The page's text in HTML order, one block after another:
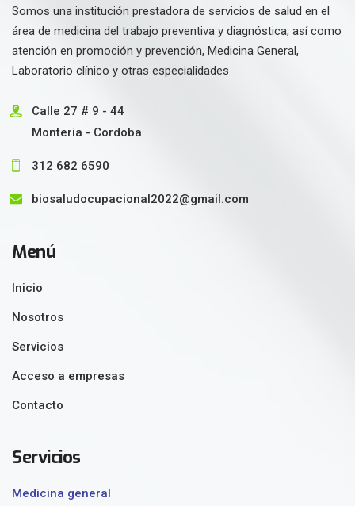
Somos una institución prestadora de servicios de salud en el
área de medicina del trabajo preventiva y diagnóstica, así como
atención en promoción y prevención, Medicina General,
Laboratorio clínico y otras especialidades
Calle 27 # 9 - 44
Monteria - Cordoba
312 682 6590
biosaludocupacional2022@gmail.com
Menú
Inicio
Nosotros
Servicios
Acceso a empresas
Contacto
Servicios
Medicina general